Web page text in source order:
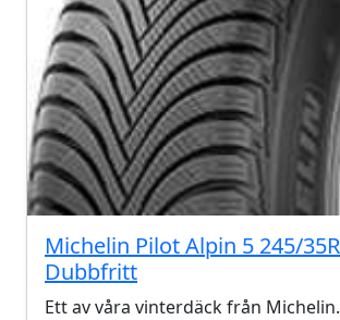
Michelin Pilot Alpin 5 245/
Dubbfritt
Ett av våra vinterdäck från